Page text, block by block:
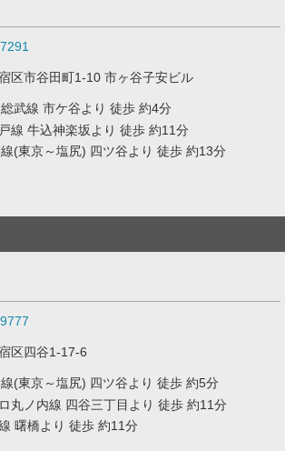
区市谷田町1-10 市ヶ谷子安ビル
武線 市ケ谷より 徒歩 約4分
線 牛込神楽坂より 徒歩 約11分
(東京～塩尻) 四ツ谷より 徒歩 約13分
区四谷1-17-6
(東京～塩尻) 四ツ谷より 徒歩 約5分
丸ノ内線 四谷三丁目より 徒歩 約11分
曙橋より 徒歩 約11分